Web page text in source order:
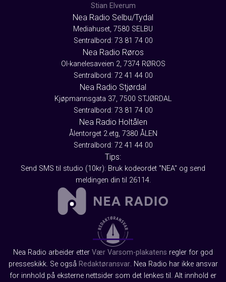
Stian Elverum
Nea Radio Selbu/Tydal
Mediahuset, 7580 SELBU
Sentralbord: 73 81 74 00
Nea Radio Røros
Ol-kanelesaveien 2, 7374 RØROS
Sentralbord: 72 41 44 00
Nea Radio Stjørdal
Kjøpmannsgata 37, 7500 STJØRDAL
Sentralbord: 73 81 74 00
Nea Radio Holtålen
Ålentorget 2.etg, 7380 ÅLEN
Sentralbord: 72 41 44 00
Tips:
Send SMS til studio (10kr): Bruk kodeordet "NEA" og send
meldingen din til 26114.
Nea Radio arbeider etter Vær Varsom-plakatens regler for god
presseskikk. Se også Redaktøransvar. Nea Radio har ikke ansvar
for innhold på eksterne nettsider som det lenkes til. Alt innhold er